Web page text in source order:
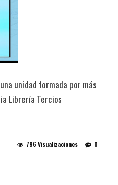
unidad formada por más
Librería Tercios
0
796 Visualizaciones